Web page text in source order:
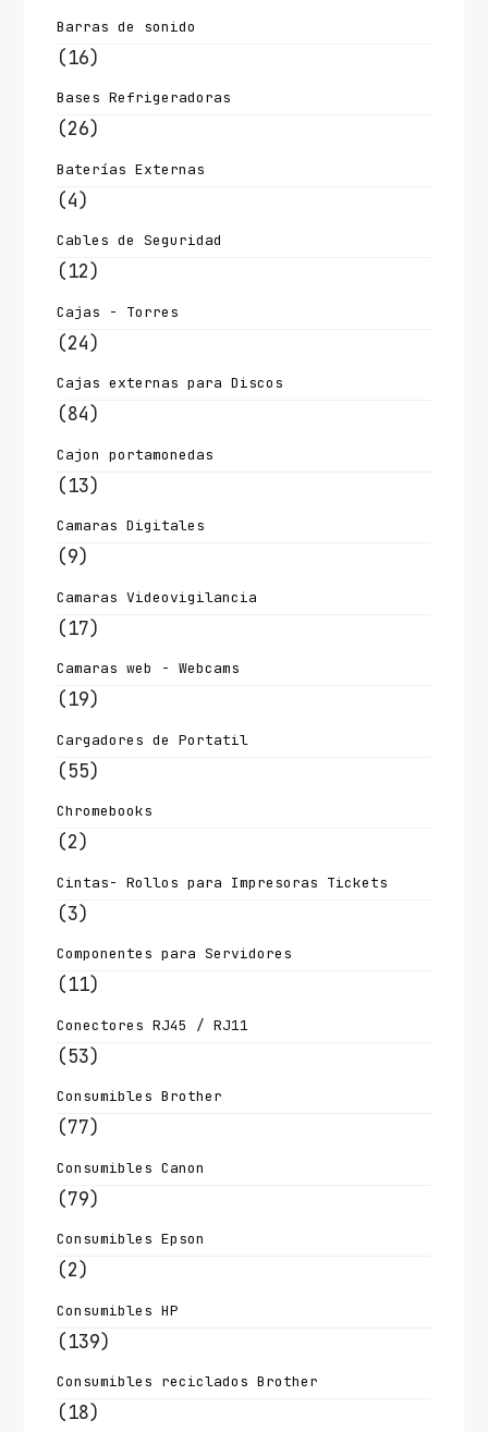
Barras de sonido
(16)
Bases Refrigeradoras
(26)
Baterías Externas
(4)
Cables de Seguridad
(12)
Cajas - Torres
(24)
Cajas externas para Discos
(84)
Cajon portamonedas
(13)
Camaras Digitales
(9)
Camaras Videovigilancia
(17)
Camaras web - Webcams
(19)
Cargadores de Portatil
(55)
Chromebooks
(2)
Cintas- Rollos para Impresoras Tickets
(3)
Componentes para Servidores
(11)
Conectores RJ45 / RJ11
(53)
Consumibles Brother
(77)
Consumibles Canon
(79)
Consumibles Epson
(2)
Consumibles HP
(139)
Consumibles reciclados Brother
(18)